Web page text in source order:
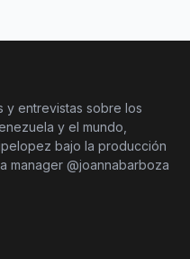
y entrevistas sobre los
y el mundo,
bajo la producción
manager @joannabarboza